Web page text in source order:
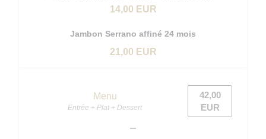
14,00 EUR
Jambon Serrano affiné 24 mois
21,00 EUR
Menu
Entrée + Plat + Dessert
42,00
EUR